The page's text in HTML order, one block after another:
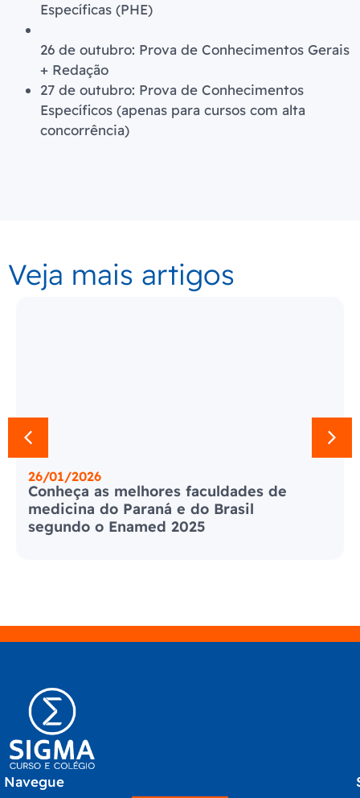
Específicas (PHE)
26 de outubro: Prova de Conhecimentos Gerais
+ Redação
27 de outubro: Prova de Conhecimentos
Específicos (apenas para cursos com alta
concorrência)
Veja mais artigos
21/01/2026
Crise na Venezuela em 2026: entenda
os motivos e consequências da
invasão pelos EUA
Navegue